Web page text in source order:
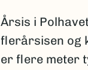
Årsis i
flerårsisen og
er flere meter